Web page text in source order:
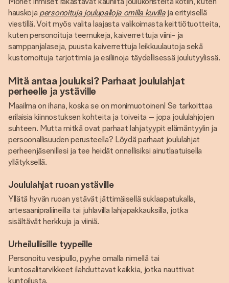
hauskoja personoituja joulupalloja omilla kuvillaja erityisellä
viestillä. Voit myös valita laajasta valikoimasta keittiötuotteita,
kuten personoituja teemukeja, kaiverrettuja viini- ja
samppanjalaseja, puusta kaiverrettuja leikkuulautoja sekä
kustomoituja tarjottimia ja esiliinoja täydellisessä joulutyylissä.
Mitä antaa jouluksi? Parhaat joululahjat
perheelle ja ystäville
Maailma on ihana, koska se on monimuotoinen! Se tarkoittaa
erilaisia ​​kiinnostuksen kohteita ja toiveita – jopa joululahjojen
suhteen. Mutta mitkä ovat parhaat lahjatyypit elämäntyylin ja
persoonallisuuden perusteella? Löydä parhaat joululahjat
perheenjäsenillesi ja tee heidät onnellisiksi ainutlaatuisella
yllätyksellä.
Joululahjat ruoan ystäville
Yllätä hyvän ruoan ystävät jättimäisellä suklaapatukalla,
artesaanipraliineilla tai juhlavilla lahjapakkauksilla, jotka
sisältävät herkkuja ja viiniä.
Urheilullisille tyypeille
Personoitu vesipullo, pyyhe omalla nimellä tai
kuntosalitarvikkeet ilahduttavat kaikkia, jotka nauttivat
kuntoilusta.